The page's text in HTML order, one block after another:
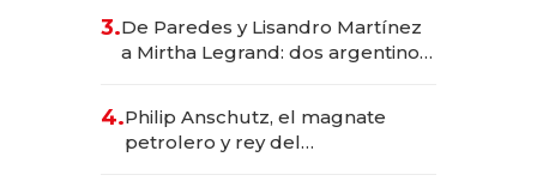
las marcas "fast premium"
3.De Paredes y Lisandro Martínez
a Mirtha Legrand: dos argentinos
4.Philip Anschutz, el magnate
petrolero y rey del